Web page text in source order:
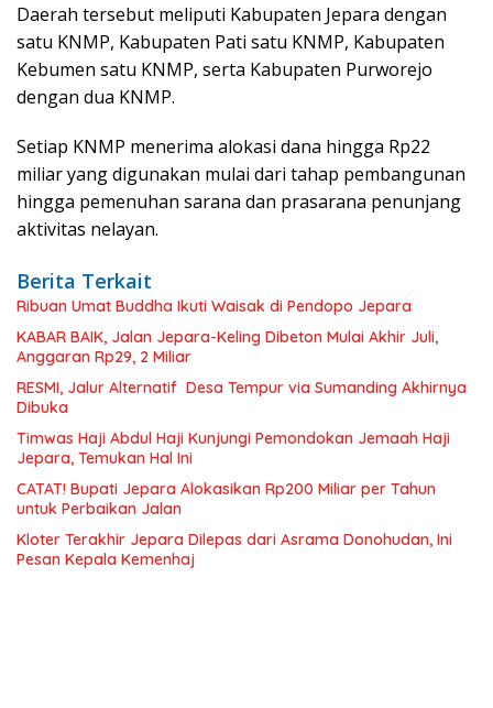
Daerah tersebut meliputi Kabupaten Jepara dengan
satu KNMP, Kabupaten Pati satu KNMP, Kabupaten
Kebumen satu KNMP, serta Kabupaten Purworejo
dengan dua KNMP.
Setiap KNMP menerima alokasi dana hingga Rp22
miliar yang digunakan mulai dari tahap pembangunan
hingga pemenuhan sarana dan prasarana penunjang
aktivitas nelayan.
Berita Terkait
Ribuan Umat Buddha Ikuti Waisak di Pendopo Jepara
KABAR BAIK, Jalan Jepara-Keling Dibeton Mulai Akhir Juli,
Anggaran Rp29, 2 Miliar
RESMI, Jalur Alternatif Desa Tempur via Sumanding Akhirnya
Dibuka
Timwas Haji Abdul Haji Kunjungi Pemondokan Jemaah Haji
Jepara, Temukan Hal Ini
CATAT! Bupati Jepara Alokasikan Rp200 Miliar per Tahun
untuk Perbaikan Jalan
Kloter Terakhir Jepara Dilepas dari Asrama Donohudan, Ini
Pesan Kepala Kemenhaj